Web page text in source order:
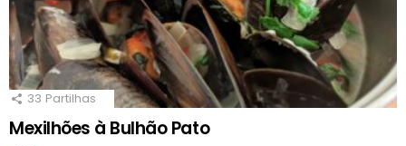
33 Partilhas
Mexilhões à Bulhão Pato